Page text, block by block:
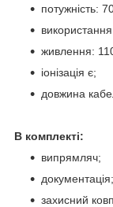
потужність:
живлення:
іонізація є;
довжина
В комплекті:
випрямляч;
документація;
захисний